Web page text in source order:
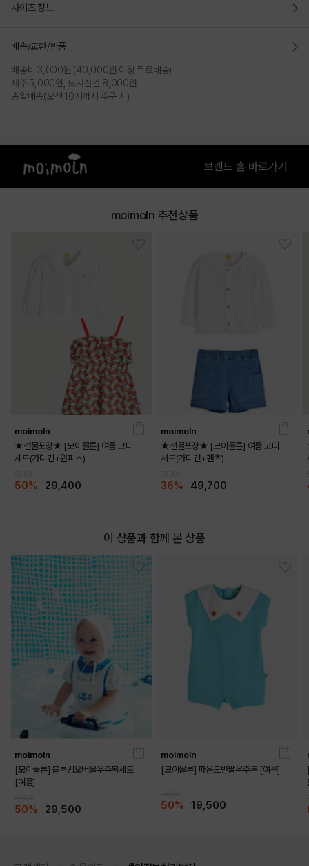
DETAILS
사이즈 정보
배송/교환/반품
배송비 3,000원 (40,000원 이상 무료배송)
제주 5,000원, 도서산간 8,000원
총알배송(오전 10시까지 주문 시)
moimoln 추천상품
moimoln
★선물포장★ [모이몰른] 여름 코디
세트(가디건+원피스)
50% 29,400
moimoln
★선물포장★ [모이몰른] 여름 코디
세트(가디건+팬츠)
36% 49,700
이 상품과 함께 본 상품
moimoln
[모이몰른] 블루밍오버올우주복세트
[여름]
50% 29,500
moimoln
[모이몰른] 파운드반팔우주복 [여름]
50% 19,500